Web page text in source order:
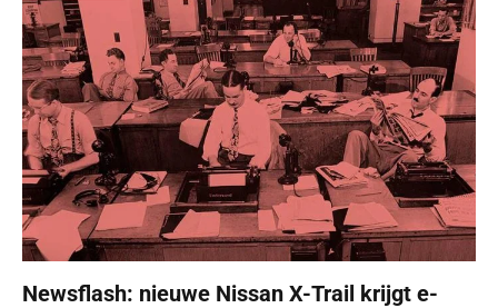
Newsflash: nieuwe Nissan X-Trail krijgt e-